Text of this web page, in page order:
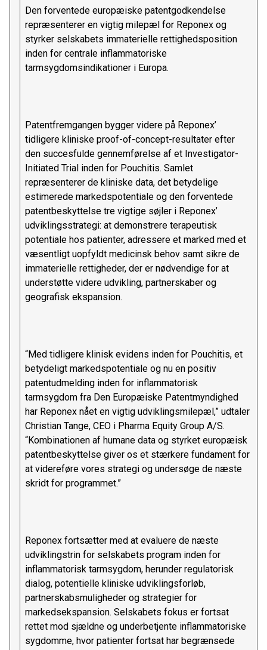
Den forventede europæiske patentgodkendelse
repræsenterer en vigtig milepæl for Reponex og
styrker selskabets immaterielle rettighedsposition
inden for centrale inflammatoriske
tarmsygdomsindikationer i Europa.
Patentfremgangen bygger videre på Reponex’
tidligere kliniske proof-of-concept-resultater efter
den succesfulde gennemførelse af et Investigator-
Initiated Trial inden for Pouchitis. Samlet
repræsenterer de kliniske data, det betydelige
estimerede markedspotentiale og den forventede
patentbeskyttelse tre vigtige søjler i Reponex’
udviklingsstrategi: at demonstrere terapeutisk
potentiale hos patienter, adressere et marked med et
væsentligt uopfyldt medicinsk behov samt sikre de
immaterielle rettigheder, der er nødvendige for at
understøtte videre udvikling, partnerskaber og
geografisk ekspansion.
“Med tidligere klinisk evidens inden for Pouchitis, et
betydeligt markedspotentiale og nu en positiv
patentudmelding inden for inflammatorisk
tarmsygdom fra Den Europæiske Patentmyndighed
har Reponex nået en vigtig udviklingsmilepæl,” udtaler
Christian Tange, CEO i Pharma Equity Group A/S.
“Kombinationen af humane data og styrket europæisk
patentbeskyttelse giver os et stærkere fundament for
at videreføre vores strategi og undersøge de næste
skridt for programmet.”
Reponex fortsætter med at evaluere de næste
udviklingstrin for selskabets program inden for
inflammatorisk tarmsygdom, herunder regulatorisk
dialog, potentielle kliniske udviklingsforløb,
partnerskabsmuligheder og strategier for
markedsekspansion. Selskabets fokus er fortsat
rettet mod sjældne og underbetjente inflammatoriske
sygdomme, hvor patienter fortsat har begrænsede